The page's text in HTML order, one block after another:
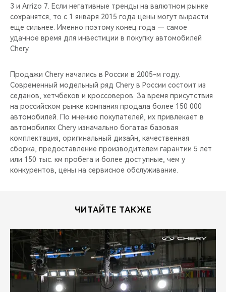
ВИДЕООБЗОРЫ
CHERY ДЛЯ ДЕТЕЙ
3 и Arrizo 7. Если негативные тренды на валютном рынке
сохранятся, то с 1 января 2015 года цены могут вырасти
еще сильнее. Именно поэтому конец года — самое
удачное время для инвестиции в покупку автомобилей
Chery.
Продажи Chery начались в России в 2005-м году.
Современный модельный ряд Chery в России состоит из
седанов, хетчбеков и кроссоверов. За время присутствия
на российском рынке компания продала более 150 000
автомобилей. По мнению покупателей, их привлекает в
автомобилях Chery изначально богатая базовая
комплектация, оригинальный дизайн, качественная
сборка, предоставление производителем гарантии 5 лет
или 150 тыс. км пробега и более доступные, чем у
конкурентов, цены на сервисное обслуживание.
ЧИТАЙТЕ ТАКЖЕ